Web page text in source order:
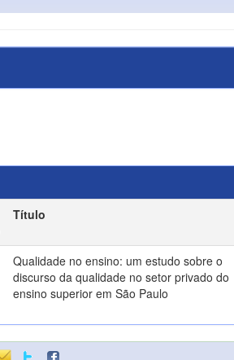
Título
Qualidade no ensino: um estudo sobre o
discurso da qualidade no setor privado do
ensino superior em São Paulo